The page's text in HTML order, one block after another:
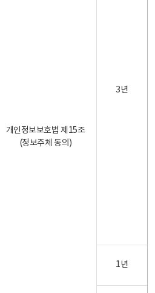
개인정보보호법 제15조
(정보주체 동의)
3년
1년